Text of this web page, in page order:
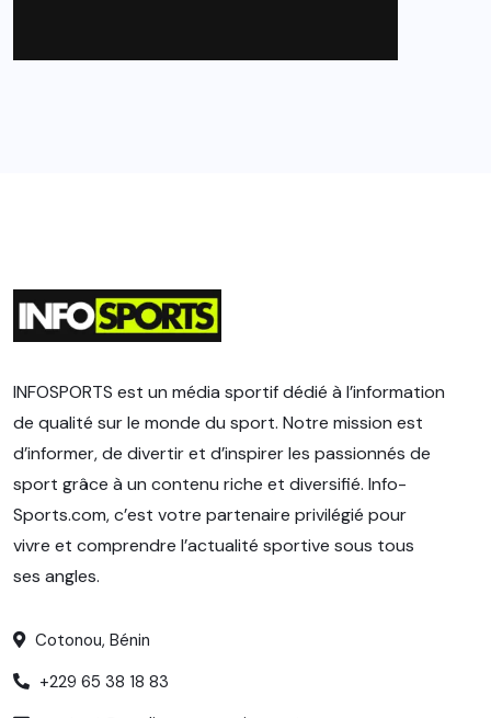
INFOSPORTS est un média sportif dédié à l’information
de qualité sur le monde du sport. Notre mission est
d’informer, de divertir et d’inspirer les passionnés de
sport grâce à un contenu riche et diversifié. Info-
Sports.com, c’est votre partenaire privilégié pour
vivre et comprendre l’actualité sportive sous tous
ses angles.
Cotonou, Bénin
+229 65 38 18 83